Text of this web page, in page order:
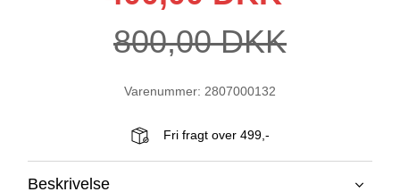
800,00 DKK
Varenummer: 2807000132
Fri fragt over 499,-
Beskrivelse